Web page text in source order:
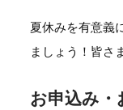
夏休みを有意義
ましょう！皆さ
お申込み・